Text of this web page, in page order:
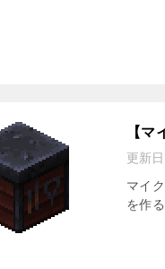
【
更新日
マイ
を作